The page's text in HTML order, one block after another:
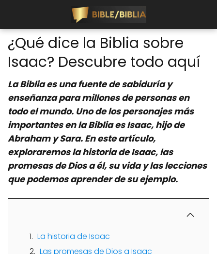
¿Qué dice la Biblia sobre
Isaac? Descubre todo aquí
La Biblia es una fuente de sabiduría y
enseñanza para millones de personas en
todo el mundo. Uno de los personajes más
importantes en la Biblia es Isaac, hijo de
Abraham y Sara. En este artículo,
exploraremos la historia de Isaac, las
promesas de Dios a él, su vida y las lecciones
que podemos aprender de su ejemplo.
La historia de Isaac
Las promesas de Dios a Isaac